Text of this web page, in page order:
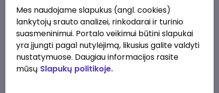
Kokios srities darbo pasiūlymai jus domina?
Pridėti naują
Mes naudojame slapukus (angl. cookies)
lankytojų srauto analizei, rinkodarai ir turinio
suasmeninimui. Portalo veikimui būtini slapukai
yra įjungti pagal nutylėjimą, likusius galite valdyti
nustatymuose. Daugiau informacijos rasite
mūsų Slapukų politikoje.